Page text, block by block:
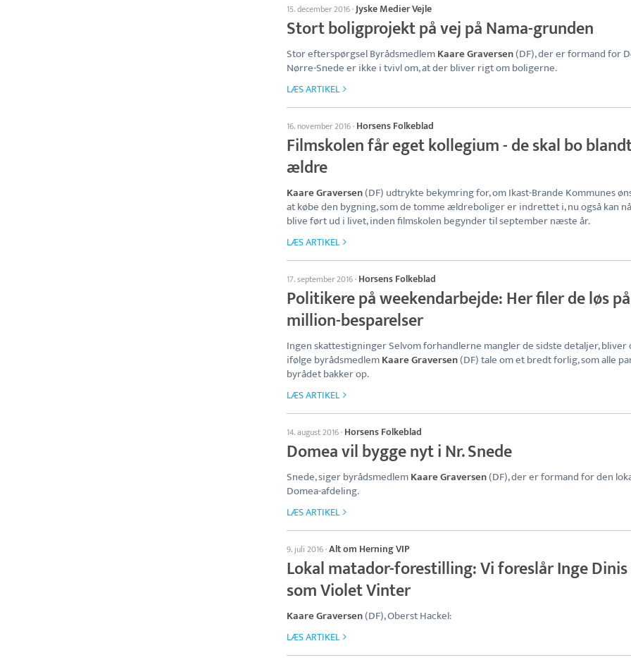
15. december 2016·Jyske Medier Vejle
Stort boligprojekt på vej på Nama-grunden
Stor efterspørgsel ByrådsmedlemKaare Graversen(DF), der er formand for
Nørre-Snede er ikke i tvivl om, at der bliver rigt om boligerne.
LÆS ARTIKEL
16. november 2016· Horsens Folkeblad
Filmskolen får eget kollegium - de skal bo
ældre
Kaare Graversen(DF) udtrykte bekymring for, om Ikast-Brande Kommunes
at købe den bygning, som de tomme ældreboliger er indrettet i, nu også kan
blive ført ud i livet, inden filmskolen begynder til september næste år.
LÆS ARTIKEL
17. september 2016· Horsens Folkeblad
Politikere på weekendarbejde: Her filer de løs på
million-besparelser
Ingen skattestigninger Selvom forhandlerne mangler de sidste detaljer, bliver
ifølge byrådsmedlemKaare Graversen(DF) tale om et bredt forlig, som alle
byrådet bakker op.
LÆS ARTIKEL
14. august 2016· Horsens Folkeblad
Domea vil bygge nyt i Nr. Snede
Snede, siger byrådsmedlemKaare Graversen(DF), der er formand for den
Domea-afdeling.
LÆS ARTIKEL
9. juli 2016·Alt om Herning VIP
Lokal matador-forestilling: Vi foreslår Inge Dinis
som Violet Vinter
Kaare Graversen(DF), Oberst Hackel:
LÆS ARTIKEL